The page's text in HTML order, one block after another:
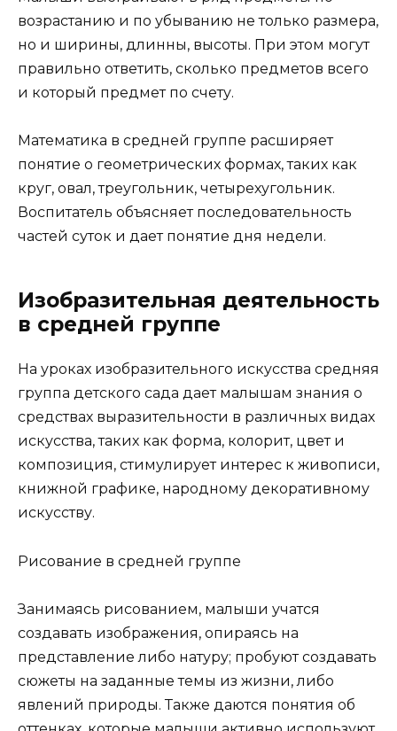
возрастанию и по убыванию не только размера,
но и ширины, длинны, высоты. При этом могут
правильно ответить, сколько предметов всего
и который предмет по счету.
Математика в средней группе расширяет
понятие о геометрических формах, таких как
круг, овал, треугольник, четырехугольник.
Воспитатель объясняет последовательность
частей суток и дает понятие дня недели.
Изобразительная деятельность
в средней группе
На уроках изобразительного искусства средняя
группа детского сада дает малышам знания о
средствах выразительности в различных видах
искусства, таких как форма, колорит, цвет и
композиция, стимулирует интерес к живописи,
книжной графике, народному декоративному
искусству.
Рисование в средней группе
Занимаясь рисованием, малыши учатся
создавать изображения, опираясь на
представление либо натуру; пробуют создавать
сюжеты на заданные темы из жизни, либо
явлений природы. Также даются понятия об